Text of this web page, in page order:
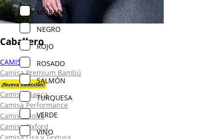
Caballero
CAMISAS
Camisa Premium Bambú
¡Nueva Colección!
Camisa Blanca
Camisa Performance
Camisa Piqué
Camisa Oxford
MORADO
NEGRO
ROJO
ROSADO
SALMÓN
TURQUESA
VERDE
VINO